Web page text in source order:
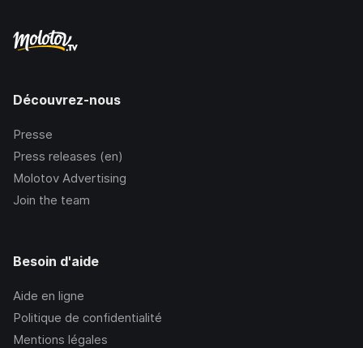
Découvrez-nous
Presse
Press releases (en)
Molotov Advertising
Join the team
Besoin d'aide
Aide en ligne
Politique de confidentialité
Mentions légales